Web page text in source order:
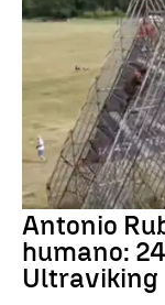
Antonio
humano:
Ultraviking